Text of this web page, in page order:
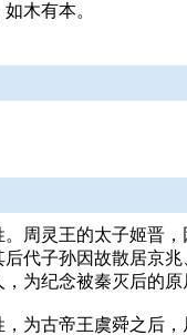
木有本。
周灵王的太子姬晋
代子孙因故散居京
为纪念被秦灭后的原
为古帝王虞舜之后